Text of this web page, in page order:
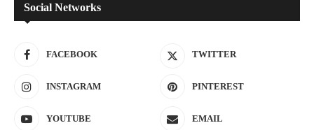
Social Networks
FACEBOOK TWITTER
INSTAGRAM PINTEREST
YOUTUBE EMAIL